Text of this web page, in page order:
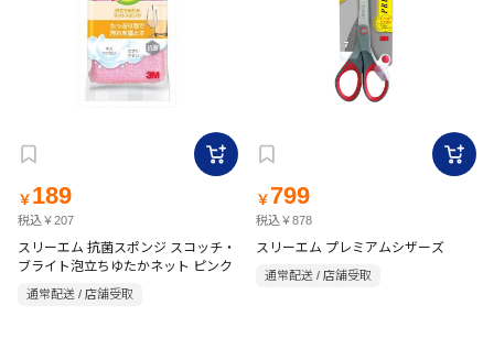
￥ 189
税込￥207
スリーエム 抗菌スポンジ スコッチ・
ブライト泡立ちゆたかネット ピンク
通常配送 / 店舗受取
￥ 799
税込￥878
スリーエム プレミアムシザーズ
通常配送 / 店舗受取